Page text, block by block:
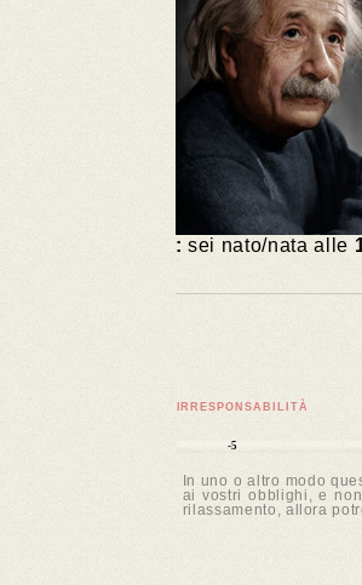
: sei nato/nata alle
IRRESPONSABILITÀ
-5
In uno o altro modo
ai vostri obblighi, e
rilassamento, allora